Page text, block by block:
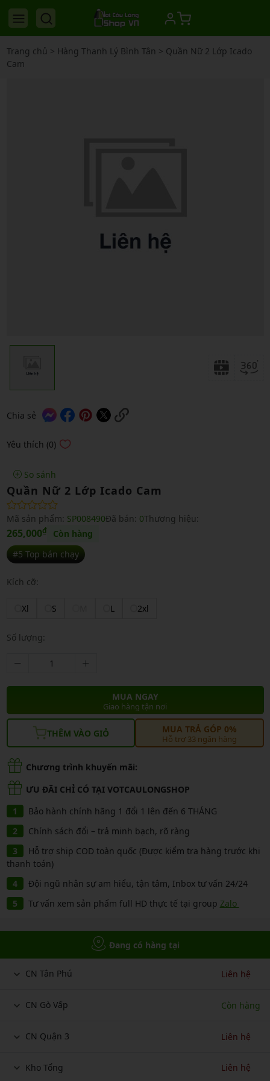
Trang chủ > Hàng Thanh Lý Bình Tân > Quần Nữ 2 Lớp Icado
Cam
Chia sẻ
Yêu thích (0)
So sánh
Quần Nữ 2 Lớp Icado Cam
Mã sản phẩm: SP008490Đã bán: 0Thương hiệu:
265,000₫
Còn hàng
#5 Top bán chạy
Kích cỡ:
Xl S L 2xl
Số lượng:
MUA NGAY
Giao hàng tận nơi
THÊM VÀO GIỎ MUA TRẢ GÓP 0%
Hỗ trợ 33 ngân hàng
Chương trình khuyến mãi:
ƯU ĐÃI CHỈ CÓ TẠI VOTCAULONGSHOP
Bảo hành chính hãng 1 đổi 1 lên đến 6 THÁNG
Chính sách đổi – trả minh bạch, rõ ràng
Hỗ trợ ship COD toàn quốc (Được kiểm tra hàng trước khi
thanh toán)
Đội ngũ nhân sự am hiểu, tận tâm, Inbox tư vấn 24/24
Tư vấn xem sản phẩm full HD thực tế tại group Zalo
Đang có hàng tại
CN Tân Phú Liên hệ
CN Gò Vấp Còn hàng
CN Quận 3 Liên hệ
Kho Tổng Liên hệ